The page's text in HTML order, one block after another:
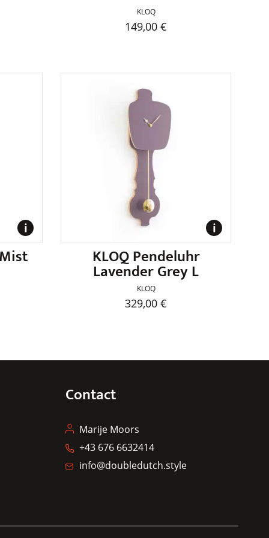
KLOQ
149,00€
KLOQ Pendeluhr
Lavender Grey L
KLOQ
329,00€
können
auf
der
Contact
Marije Moors
+43 676 6632414
info@doubledutch.style